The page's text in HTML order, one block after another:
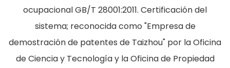
ocupacional GB/T 28001:2011. Certificación del
sistema; reconocida como "Empresa de
demostración de patentes de Taizhou" por la Oficina
de Ciencia y Tecnología y la Oficina de Propiedad